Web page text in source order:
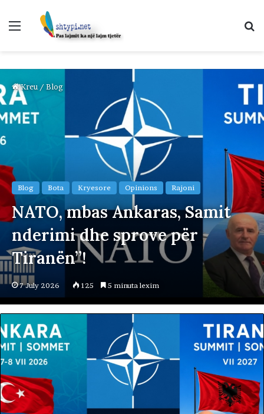
Menu
Kreu /Blog
Blog Bota Kryesore Opinions Rajoni
NATO, mbas Ankaras, Samit
nderimi dhe sprove për
Tiranën”!
7 July 2026 125 5 minuta lexim